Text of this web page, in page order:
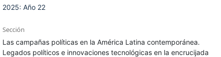
2025: Año 22
Sección
Las campañas políticas en la América Latina contemporánea.
Legados políticos e innovaciones tecnológicas en la encrucijada